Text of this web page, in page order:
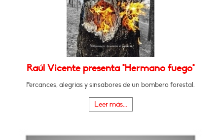
Raúl Vicente presenta "Hermano fuego"
Percances, alegrías y sinsabores de un bombero forestal.
Leer más...